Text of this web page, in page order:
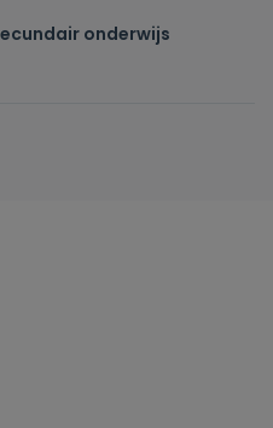
onderwijs